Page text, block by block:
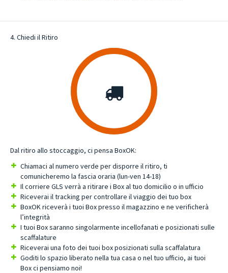
4. Chiedi il Ritiro
Dal ritiro allo stoccaggio, ci pensa BoxOK:
Chiamaci al numero verde per disporre il ritiro, ti
comunicheremo la fascia oraria (lun-ven 14-18)
Il corriere GLS verrà a ritirare i Box al tuo domicilio o in ufficio
Riceverai il tracking per controllare il viaggio dei tuo box
BoxOK riceverà i tuoi Box presso il magazzino e ne verificherà
l’integrità
I tuoi Box saranno singolarmente incellofanati e posizionati sulle
scaffalature
Riceverai una foto dei tuoi box posizionati sulla scaffalatura
Goditi lo spazio liberato nella tua casa o nel tuo ufficio, ai tuoi
Box ci pensiamo noi!